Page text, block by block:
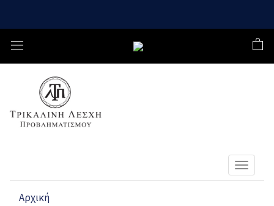
Toggle
Αρχική